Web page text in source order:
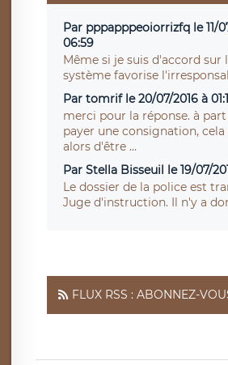
Par pppapppeoiorrizfq le 11/
06:59
Même si je suis d'accord sur
système favorise
Par tomrif le 20/07/2016 à
merci pour la réponse. à
payer une consignation,
alors d'être ...
Par Stella Bisseuil le 19/07/
Le dossier de la police est
Juge d'instruction. Il n'y a
FLUX RSS : ABONNEZ-